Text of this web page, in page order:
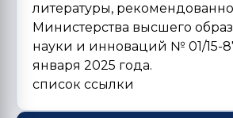
литературы,
Министерства высшего
науки и инноваций № 01/15-
января 2025 года.
список ссылки